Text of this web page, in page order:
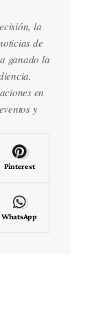
la
de
ganado la
en
y
Pinterest
WhatsApp